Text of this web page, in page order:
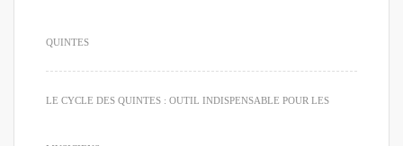
QUINTES
LE CYCLE DES QUINTES : OUTIL INDISPENSABLE POUR LES